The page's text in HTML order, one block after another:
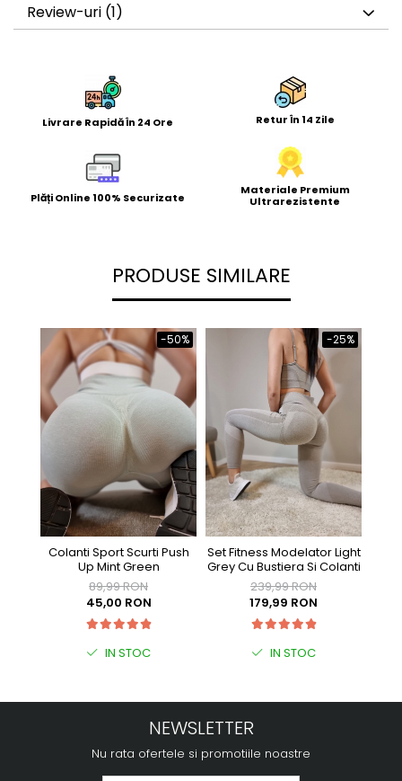
Review-uri (1)
Livrare Rapidă În 24 Ore Retur În 14 Zile
Plăți Online 100% Securizate
Materiale Premium
Ultrarezistente
PRODUSE SIMILARE
-50%
Colanti Sport Scurti Push
Up Mint Green
89,99 RON
45,00 RON
IN STOC
-25%
Set Fitness Modelator Light
Grey Cu Bustiera Si Colanti
239,99 RON
179,99 RON
IN STOC
NEWSLETTER
Nu rata ofertele si promotiile noastre